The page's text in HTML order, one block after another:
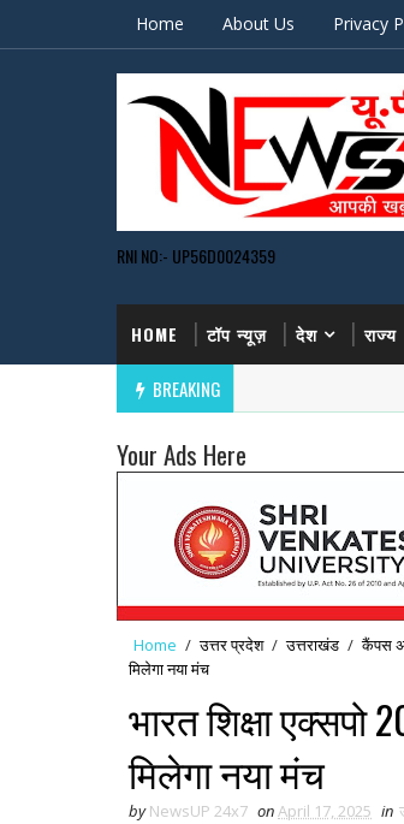
Home About Us Privacy
RNI NO:- UP56D0024359
HOME टॉप न्यूज़ देश राज्य
BREAKING
Your Ads Here
Home / उत्तर प्रदेश / उत्तराखंड / कैंपस
मिलेगा नया मंच
भारत शिक्षा एक्सपो
मिलेगा नया मंच
by NewsUP 24x7 onApril 17, 2025 in